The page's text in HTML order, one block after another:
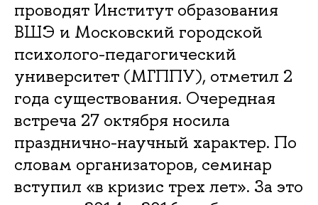
проводят Институт образования
ВШЭ и Московский городской
психолого-педагогический
университет (МГППУ), отметил 2
года существования. Очередная
встреча 27 октября носила
празднично-научный характер. По
словам организаторов, семинар
вступил «в кризис трех лет». За это